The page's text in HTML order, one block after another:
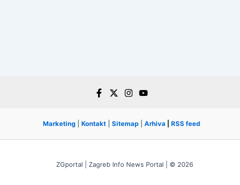
Marketing| Kontakt| Sitemap| Arhiva RSS feed
ZGportal | Zagreb Info News Portal | © 2026